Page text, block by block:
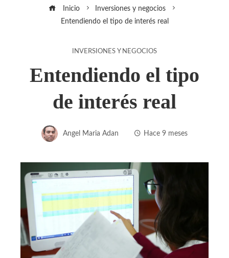
Inicio
Inversiones y negocios
Entendiendo el tipo de interés real
INVERSIONES Y NEGOCIOS
Entendiendo el tipo
de interés real
Angel Maria Adan Hace 9 meses